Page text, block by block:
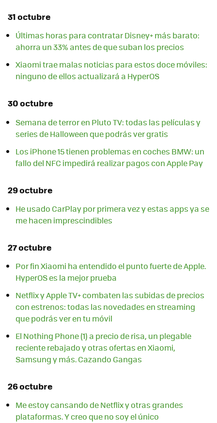
31 octubre
Últimas horas para contratar Disney+ más barato:
ahorra un 33% antes de que suban los precios
Xiaomi trae malas noticias para estos doce móviles:
ninguno de ellos actualizará a HyperOS
30 octubre
Semana de terror en Pluto TV: todas las películas y
series de Halloween que podrás ver gratis
Los iPhone 15 tienen problemas en coches BMW: un
fallo del NFC impedirá realizar pagos con Apple Pay
29 octubre
He usado CarPlay por primera vez y estas apps ya se
me hacen imprescindibles
27 octubre
Por fin Xiaomi ha entendido el punto fuerte de Apple.
HyperOS es la mejor prueba
Netflix y Apple TV+ combaten las subidas de precios
con estrenos: todas las novedades en streaming
que podrás ver en tu móvil
El Nothing Phone (1) a precio de risa, un plegable
reciente rebajado y otras ofertas en Xiaomi,
Samsung y más. Cazando Gangas
26 octubre
Me estoy cansando de Netflix y otras grandes
plataformas. Y creo que no soy el único